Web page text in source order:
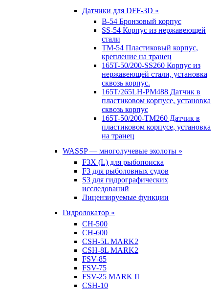
Датчики для DFF-3D »
B-54 Бронзовый корпус
SS-54 Корпус из нержавеющей
стали
TM-54 Пластиковый корпус,
крепление на транец
165T-50/200-SS260 Корпус из
нержавеющей стали, установка
сквозь корпус.
165T/265LH-PM488 Датчик в
пластиковом корпусе, установка
сквозь корпус
165T-50/200-TM260 Датчик в
пластиковом корпусе, установка
на транец
WASSP — многолучевые эхолоты »
F3X (L) для рыбопоиска
F3 для рыболовных судов
S3 для гидрографических
исследований
Лицензируемые функции
Гидролокатор »
CH-500
CH-600
CSH-5L MARK2
CSH-8L MARK2
FSV-85
FSV-75
FSV-25 MARK II
CSH-10